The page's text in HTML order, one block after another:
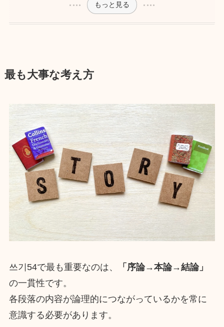
もっと見る
最も大事な考え方
쓰기54で最も重要なのは、
「序論→本論→結論」
の一貫性です。
各段落の内容が論理的につながっているかを常に
意識する必要があります。